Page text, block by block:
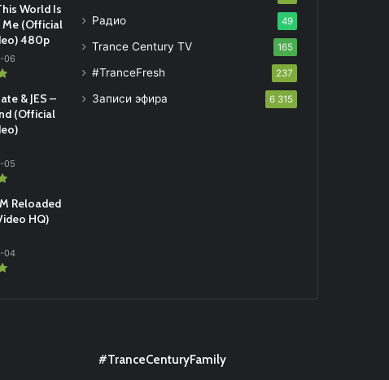
World Is
Me (Official
480p
06
& JES –
(Official
05
Reloaded
HQ)
04
Радио 49
Trance Century TV 165
#TranceFresh 237
Записи эфира 6 315
#TranceCenturyFamily